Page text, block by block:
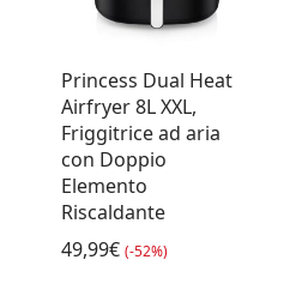
Princess Dual Heat
Airfryer 8L XXL,
Friggitrice ad aria
con Doppio
Elemento
Riscaldante
49,99€ (-52%)